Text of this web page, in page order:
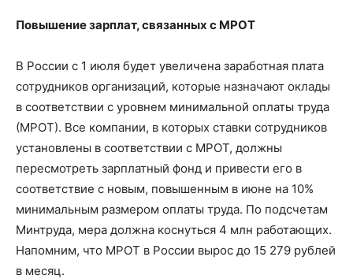
Повышение зарплат, связанных с МРОТ
В России с 1 июля будет увеличена заработная плата
сотрудников организаций, которые назначают оклады
в соответствии с уровнем минимальной оплаты труда
(МРОТ). Все компании, в которых ставки сотрудников
установлены в соответствии с МРОТ, должны
пересмотреть зарплатный фонд и привести его в
соответствие с новым, повышенным в июне на 10%
минимальным размером оплаты труда. По подсчетам
Минтруда, мера должна коснуться 4 млн работающих.
Напомним, что МРОТ в России вырос до 15 279 рублей
в месяц.